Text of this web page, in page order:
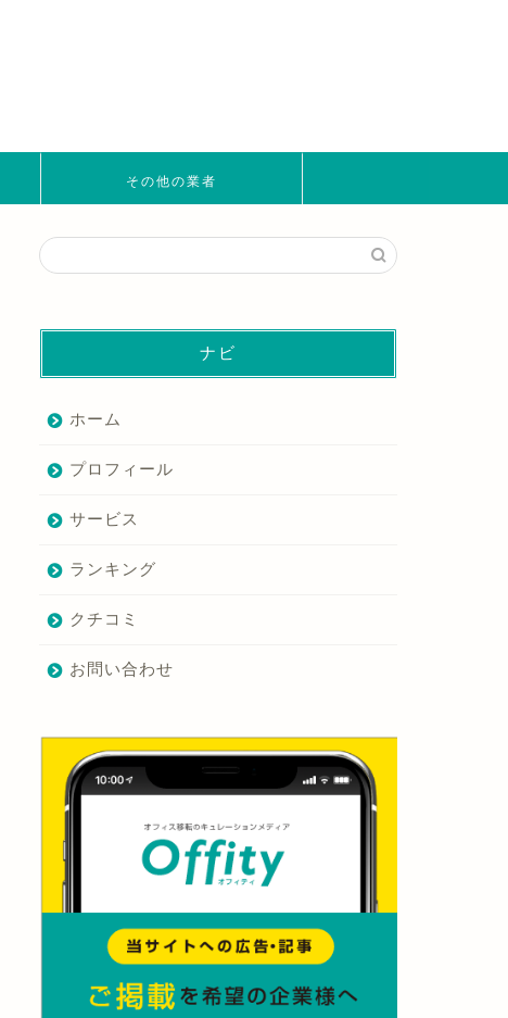
その他の業者
ナビ
ホーム
プロフィール
サービス
ランキング
クチコミ
お問い合わせ